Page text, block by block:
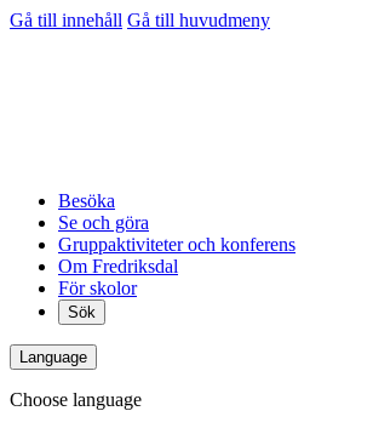
Gå till innehåll Gå till huvudmeny
Besöka
Se och göra
Gruppaktiviteter och konferens
Om Fredriksdal
För skolor
Sök
Language
Choose language